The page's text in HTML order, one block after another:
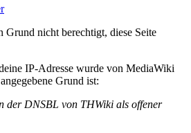
Grund nicht berechtigt, diese Seite
IP-Adresse wurde von MediaWiki
Grund ist:
der DNSBL von THWiki als offener